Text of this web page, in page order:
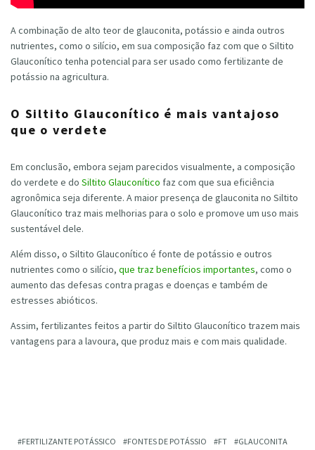
A combinação de alto teor de glauconita, potássio e ainda outros
nutrientes, como o silício, em sua composição faz com que o Siltito
Glauconítico tenha potencial para ser usado como fertilizante de
potássio na agricultura.
O Siltito Glauconítico é mais vantajoso
que o verdete
Em conclusão, embora sejam parecidos visualmente, a composição
do verdete e do Siltito Glauconítico faz com que sua eficiência
agronômica seja diferente. A maior presença de glauconita no Siltito
Glauconítico traz mais melhorias para o solo e promove um uso mais
sustentável dele.
Além disso, o Siltito Glauconítico é fonte de potássio e outros
nutrientes como o silício, que traz benefícios importantes, como o
aumento das defesas contra pragas e doenças e também de
estresses abióticos.
Assim, fertilizantes feitos a partir do Siltito Glauconítico trazem mais
vantagens para a lavoura, que produz mais e com mais qualidade.
FERTILIZANTE POTÁSSICO FONTES DE POTÁSSIO FT
GLAUCONITA